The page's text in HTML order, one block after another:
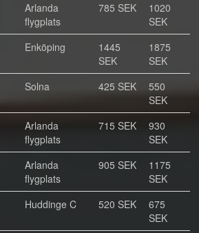
Arlanda
flygplats
785 SEK
1020
SEK
Enköping
1445
SEK
1875
SEK
Solna 425 SEK
550
SEK
Arlanda
flygplats
715 SEK
930
SEK
Arlanda
flygplats
905 SEK
1175
SEK
Huddinge C 520 SEK
675
SEK